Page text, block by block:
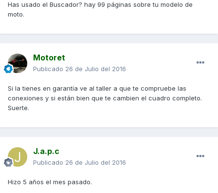
Has usado el Buscador? hay 99 páginas sobre tu modelo de
moto.
Motoret
Publicado 26 de Julio del 2016
Si la tienes en garantía ve al taller a que te compruebe las
conexiones y si están bien que te cambien el cuadro completo.
Suerte.
J.a.p.c
Publicado 26 de Julio del 2016
Hizo 5 años el mes pasado.